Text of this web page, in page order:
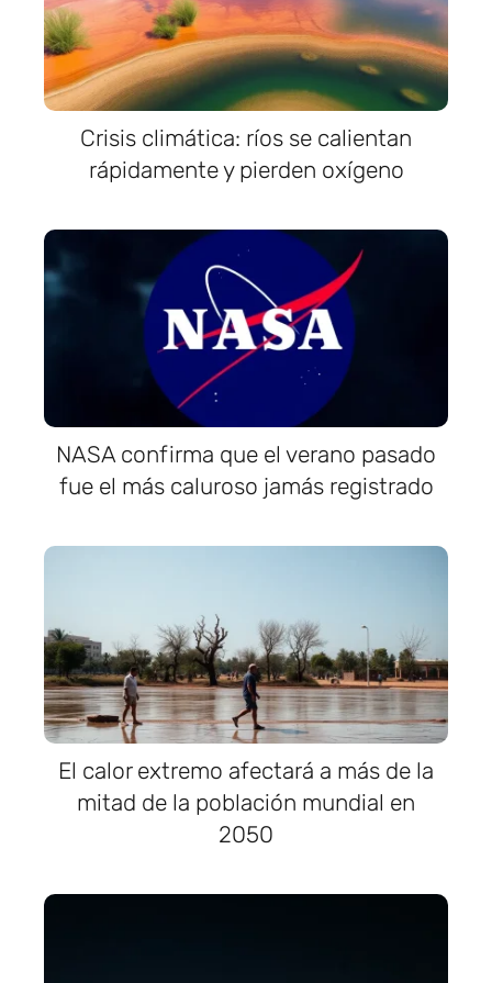
Crisis climática: ríos se calientan
rápidamente y pierden oxígeno
NASA confirma que el verano pasado
fue el más caluroso jamás registrado
El calor extremo afectará a más de la
mitad de la población mundial en
2050